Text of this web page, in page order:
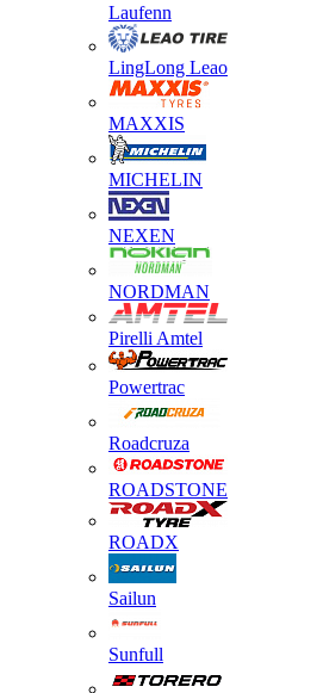
Laufenn
LingLong Leao
MAXXIS
MICHELIN
NEXEN
NORDMAN
Pirelli Amtel
Powertrac
Roadcruza
ROADSTONE
ROADX
Sailun
Sunfull